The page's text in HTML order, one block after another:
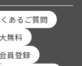
あるご質問
無料
員登録